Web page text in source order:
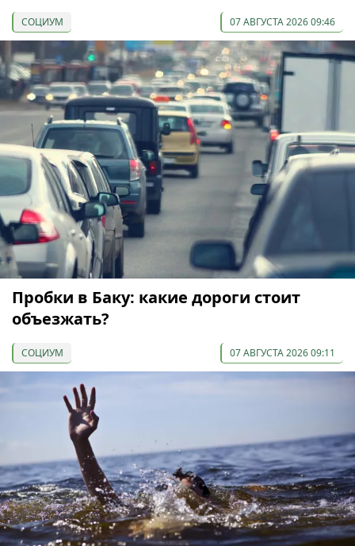
СОЦИУМ 07 АВГУСТА 2026 09:46
Пробки в Баку: какие дороги стоит
объезжать?
СОЦИУМ 07 АВГУСТА 2026 09:11